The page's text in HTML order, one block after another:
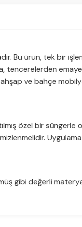
Bu ürün, tek bir
tencerelerden
ve bahçe
özel bir
gibi değerli